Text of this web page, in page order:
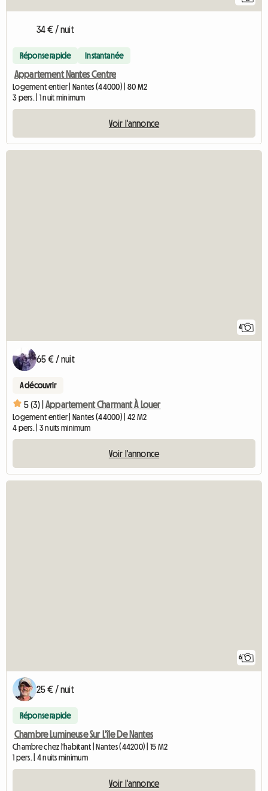
34 € / nuit
Réponse rapide Instantanée
Appartement Nantes Centre
Logement entier | Nantes (44000) | 80 M2
3 pers. | 1 nuit minimum
Voir l'annonce
4
65 € / nuit
A découvrir
5 (3) | Appartement Charmant À Louer
Logement entier | Nantes (44000) | 42 M2
4 pers. | 3 nuits minimum
Voir l'annonce
6
25 € / nuit
Réponse rapide
Chambre Lumineuse Sur L'île De Nantes
Chambre chez l'habitant | Nantes (44200) | 15 M2
1 pers. | 4 nuits minimum
Voir l'annonce